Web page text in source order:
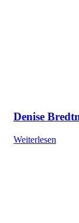
Denise
Weiterlesen